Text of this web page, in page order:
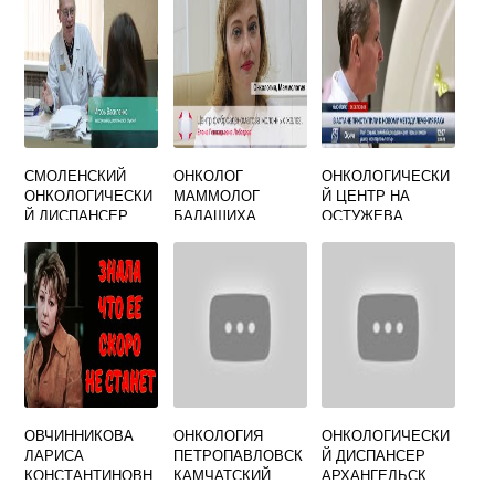
СМОЛЕНСКИЙ
ОНКОЛОГИЧЕСКИ
Й ДИСПАНСЕР
САЙТ
ОНКОЛОГ
МАММОЛОГ
БАЛАШИХА
ОНКОЛОГИЧЕСКИ
Й ЦЕНТР НА
ОСТУЖЕВА
ОВЧИННИКОВА
ЛАРИСА
КОНСТАНТИНОВН
ОНКОЛОГИЯ
ПЕТРОПАВЛОВСК
КАМЧАТСКИЙ
ОНКОЛОГИЧЕСКИ
Й ДИСПАНСЕР
АРХАНГЕЛЬСК